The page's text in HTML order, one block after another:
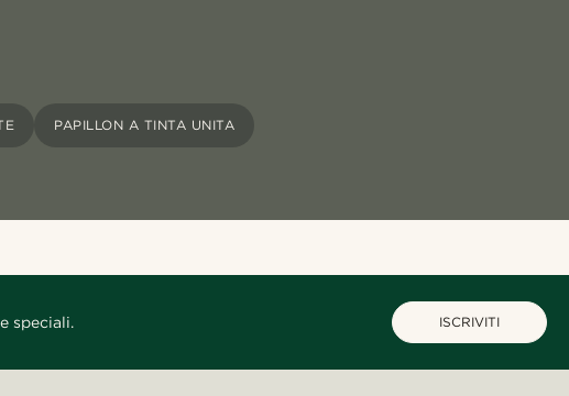
PAPILLON A TINTA UNITA
speciali. ISCRIVITI